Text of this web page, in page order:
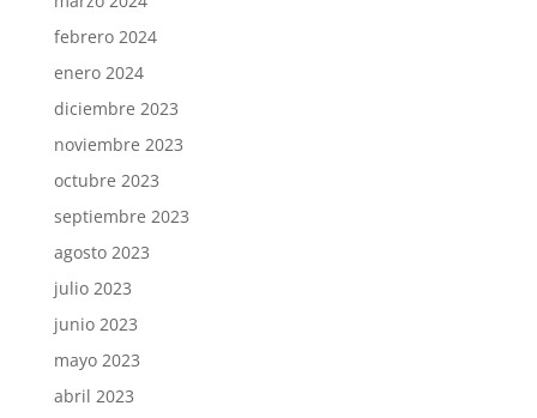
febrero 2024
enero 2024
diciembre 2023
noviembre 2023
octubre 2023
septiembre 2023
agosto 2023
julio 2023
junio 2023
mayo 2023
abril 2023